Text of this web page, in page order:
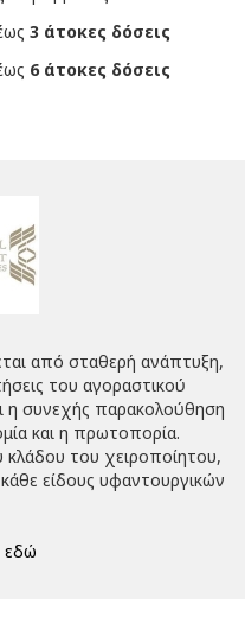
3 άτοκες δόσεις
6 άτοκες δόσεις
από σταθερή ανάπτυξη,
του αγοραστικού
η συνεχής παρακολούθηση
και η πρωτοπορία.
κλάδου του χειροποίητου,
είδους υφαντουργικών
εδώ